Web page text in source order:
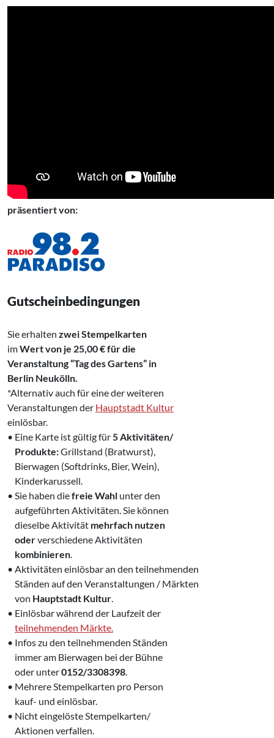
präsentiert von:
Gutscheinbedingungen
Sie erhalten zwei Stempelkarten
imWert von je 25,00 € für die
Veranstaltung “Tag des Gartens” in
Berlin Neukölln.
*Alternativ auch für eine der weiteren
Veranstaltungen der Hauptstadt Kultur
einlösbar.
• Eine Karte ist gültig für 5 Aktivitäten/
‍ Produkte:Grillstand (Bratwurst),
Bierwagen (Softdrinks, Bier, Wein),
Kinderkarussell.
• Sie haben diefreie Wahl unter den
‍ aufgeführten Aktivitäten. Sie können
‍ dieselbe Aktivität mehrfach nutzen
oderverschiedene Aktivitäten
kombinieren
• Aktivitäten einlösbar an den teilnehmenden
Ständen auf den Veranstaltungen / Märkten
von Hauptstadt Kultur
• Einlösbar während der Laufzeit der
teilnehmenden Märkte.
• Infos zu den teilnehmenden Ständen
‍ immer am Bierwagen bei der Bühne
‍ oder unter0152/3308398
• Mehrere Stempelkarten pro Person
‍ kauf- und einlösbar.
• Nicht eingelöste Stempelkarten/
‍ Aktionen verfallen.